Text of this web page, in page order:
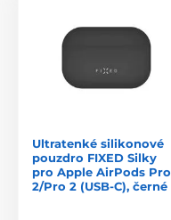
Ultratenké silikonové
pouzdro FIXED Silky
pro Apple AirPods Pro
2/Pro 2 (USB-C), černé